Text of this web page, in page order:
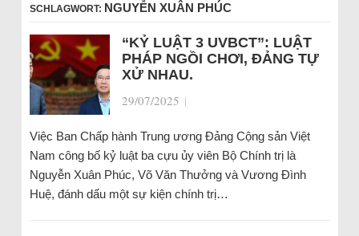
SCHLAGWORT: NGUYỄN XUÂN PHÚC
“KỶ LUẬT 3 UVBCT”: LUẬT
PHÁP NGỒI CHƠI, ĐẢNG TỰ
XỬ NHAU.
29/07/2025 |
Việc Ban Chấp hành Trung ương Đảng Cộng sản Việt
Nam công bố kỷ luật ba cựu ủy viên Bộ Chính trị là
Nguyễn Xuân Phúc, Võ Văn Thưởng và Vương Đình
Huệ, đánh dấu một sự kiện chính trị…